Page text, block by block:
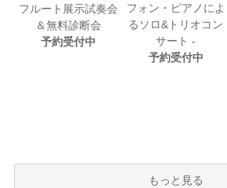
フルート展示試奏会
＆無料診断会
予約受付中
フォン・ピアノによ
るソロ&トリオコン
サート -
予約受付中
もっと見る